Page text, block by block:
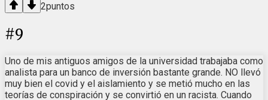
2puntos
#9
Uno de mis antiguos amigos de la universidad trabajaba como
analista para un banco de inversión bastante grande. NO llevó
muy bien el covid y el aislamiento y se metió mucho en las
teorías de conspiración y se convirtió en un racista. Cuando